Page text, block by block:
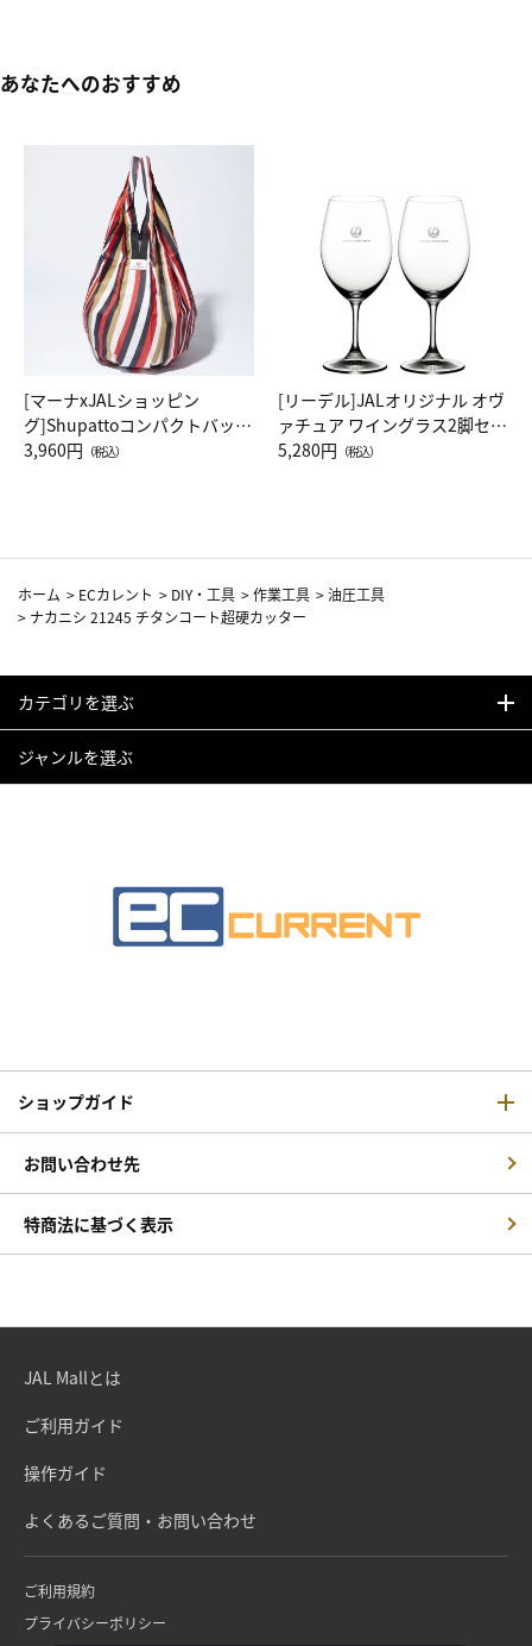
あなたへのおすすめ
[マーナxJALショッピン
グ]Shupattoコンパクトバッグ
Drop JAL客室乗務員（LC）ス
3,960円 （税込）
[リーデル]JALオリジナル オヴ
ァチュア ワイングラス2脚セッ
ト（レッドワイン）
5,280円 （税込）
ホーム > ECカレント > DIY・工具 >作業工具 >油圧工具
> ナカニシ 21245 チタンコート超硬カッター
カテゴリを選ぶ
ジャンルを選ぶ
ショップガイド
お問い合わせ先
特商法に基づく表示
JAL Mallとは
ご利用ガイド
操作ガイド
よくあるご質問・お問い合わせ
ご利用規約
プライバシーポリシー